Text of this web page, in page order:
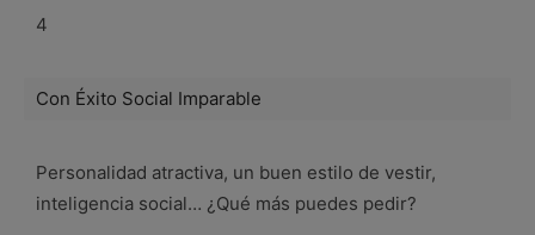
4
Con Éxito Social Imparable
Personalidad atractiva, un buen estilo de vestir,
inteligencia social… ¿Qué más puedes pedir?